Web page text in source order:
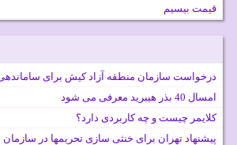
قیمت بیسیم
درخواست سازمان منطقه آزاد کیش برای
امسال 40 بذر هیبرید معرفی می شود
کلایمر چیست و چه کاربردی دارد؟
پیشنهاد تهران برای خنثی سازی تحریمها در سازمان